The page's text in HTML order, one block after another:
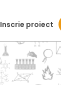
Inscrie proiect